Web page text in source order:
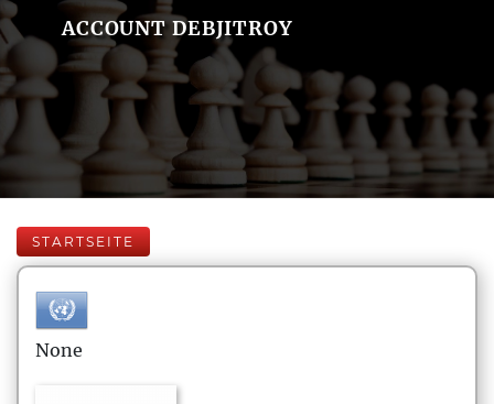
ACCOUNT DEBJITROY
STARTSEITE
None